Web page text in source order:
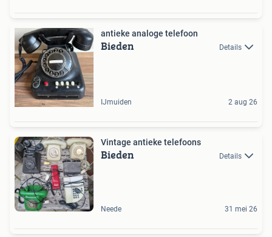
antieke analoge telefoon
Bieden Details
IJmuiden 2 aug 26
Vintage antieke telefoons
Bieden Details
Neede 31 mei 26